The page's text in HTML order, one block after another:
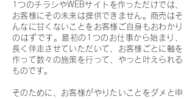
1つのチラシやWEBサイトを作っただけでは、
お客様にその未来は提供できません。商売はそ
んなに甘くないことをお客様ご自身もおわかり
のはずです。最初の1つのお仕事から始まり、
長く伴走させていただいて、お客様ごとに軸を
作って数々の施策を行って、やっと叶えられる
ものです。
そのために、お客様がやりたいことをダメと申